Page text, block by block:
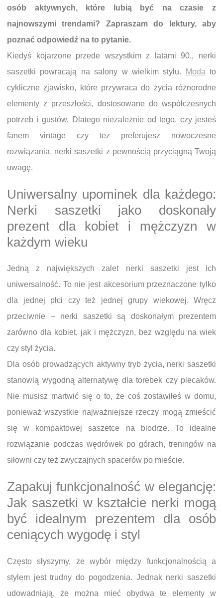
osób aktywnych, które lubią być na czasie z
najnowszymi trendami? Zapraszam do lektury, aby
poznać odpowiedź na to pytanie.
Kiedyś kojarzone przede wszystkim z latami 90., nerki
saszetki powracają na salony w wielkim stylu.
Moda to
cykliczne zjawisko, które przywraca do życia różnorodne
elementy z przeszłości, dostosowane do współczesnych
potrzeb i gustów. Dlatego niezależnie od tego, czy jesteś
fanem vintage czy też preferujesz nowoczesne
rozwiązania, nerki saszetki z pewnością przyciągną Twoją
uwagę.
Uniwersalny upominek dla każdego:
Nerki saszetki jako doskonały
prezent dla kobiet i mężczyzn w
każdym wieku
Jedną z największych zalet nerki saszetki jest ich
uniwersalność. To nie jest akcesorium przeznaczone tylko
dla jednej płci czy też jednej grupy wiekowej. Wręcz
przeciwnie – nerki saszetki są doskonałym prezentem
zarówno dla kobiet, jak i mężczyzn, bez względu na wiek
czy styl życia.
Dla osób prowadzących aktywny tryb życia, nerki saszetki
stanowią wygodną alternatywę dla torebek czy plecaków.
Nie musisz martwić się o to, że coś zostawiłeś w domu,
ponieważ wszystkie najważniejsze rzeczy mogą zmieścić
się w kompaktowej saszetce na biodrze. To idealne
rozwiązanie podczas wędrówek po górach, treningów na
siłowni czy też zwyczajnych spacerów po mieście.
Zapakuj funkcjonalność w elegancję:
Jak saszetki w kształcie nerki mogą
być idealnym prezentem dla osób
ceniących wygodę i styl
Często słyszymy, że wybór między funkcjonalnością a
stylem jest trudny do pogodzenia. Jednak nerki saszetki
udowadniają, że można mieć obydwa te elementy w